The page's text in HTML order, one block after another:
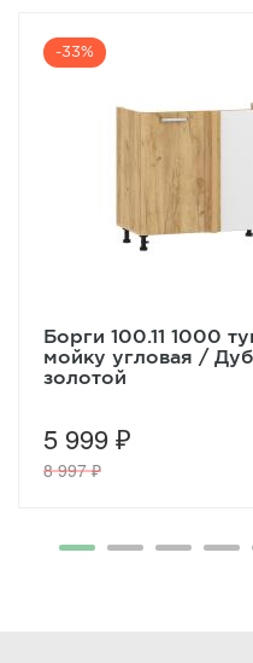
-33%
Борги 100.11 1000
мойку угловая /
золотой
5 999 ₽
8 997 ₽